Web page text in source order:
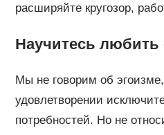
расширяйте кругозор,
Научитесь любить
Мы не говорим об
удовлетворении
потребностей. Но не